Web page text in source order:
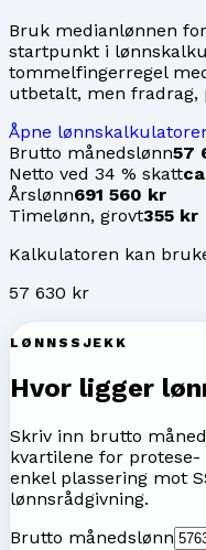
Bruk medianlønnen for
startpunkt i
tommelfingerregel
utbetalt, men fradrag,
Åpne
Brutto månedslønn57
Netto ved 34 % skatt
Årslønn691 560 kr
Timelønn, grovt355 kr
Kalkulatoren kan
57 630 kr
LØNNSSJEKK
Hvor ligger
Skriv inn brutto
kvartilene for protese-
enkel plassering mot
lønnsrådgivning.
Brutto månedslønn